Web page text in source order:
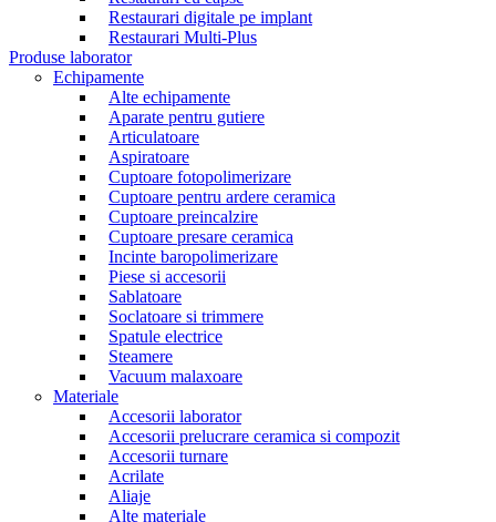
Restaurari digitale pe implant
Restaurari Multi-Plus
Produse laborator
Echipamente
Alte echipamente
Aparate pentru gutiere
Articulatoare
Aspiratoare
Cuptoare fotopolimerizare
Cuptoare pentru ardere ceramica
Cuptoare preincalzire
Cuptoare presare ceramica
Incinte baropolimerizare
Piese si accesorii
Sablatoare
Soclatoare si trimmere
Spatule electrice
Steamere
Vacuum malaxoare
Materiale
Accesorii laborator
Accesorii prelucrare ceramica si compozit
Accesorii turnare
Acrilate
Aliaje
Alte materiale